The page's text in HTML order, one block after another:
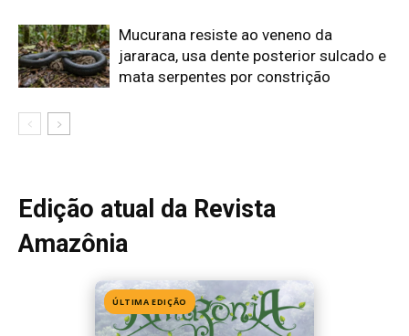
Mucurana resiste ao veneno da
jararaca, usa dente posterior sulcado e
mata serpentes por constrição
Edição atual da Revista
Amazônia
ÚLTIMA EDIÇÃO